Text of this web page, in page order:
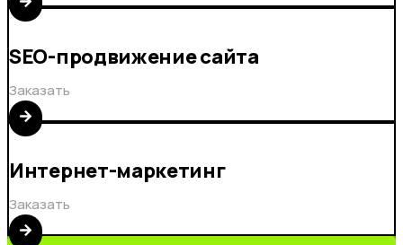
SEO-продвижение сайта
Заказать
Интернет-маркетинг
Заказать